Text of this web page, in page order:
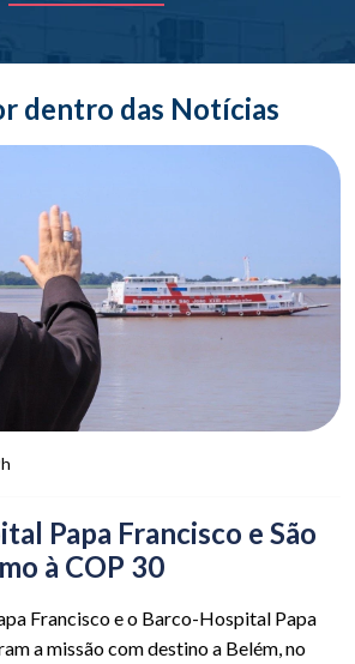
dentro das Notícias
Papa Francisco e São
à COP 30
Francisco e o Barco-Hospital Papa
a missão com destino a Belém, no